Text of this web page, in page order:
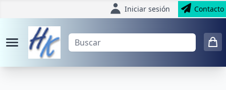
Iniciar sesión Contacto